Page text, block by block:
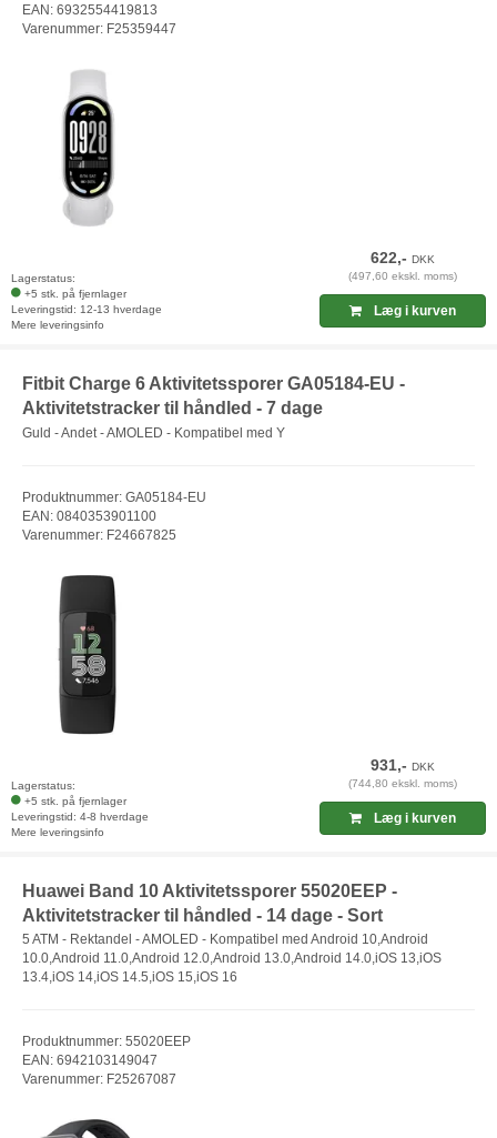
EAN: 6932554419813
Varenummer: F25359447
Lagerstatus:
+5 stk. på fjernlager
Leveringstid: 12-13 hverdage
Mere leveringsinfo
622,-DKK
(497,60 ekskl. moms)
Læg i kurven
Fitbit Charge 6 Aktivitetssporer GA05184-EU -
Aktivitetstracker til håndled - 7 dage
Guld - Andet - AMOLED - Kompatibel med Y
Produktnummer: GA05184-EU
EAN: 0840353901100
Varenummer: F24667825
Lagerstatus:
+5 stk. på fjernlager
Leveringstid: 4-8 hverdage
Mere leveringsinfo
931,-DKK
(744,80 ekskl. moms)
Læg i kurven
Huawei Band 10 Aktivitetssporer 55020EEP -
Aktivitetstracker til håndled - 14 dage - Sort
5 ATM - Rektandel - AMOLED - Kompatibel med Android 10,Android
10.0,Android 11.0,Android 12.0,Android 13.0,Android 14.0,iOS 13,iOS
13.4,iOS 14,iOS 14.5,iOS 15,iOS 16
Produktnummer: 55020EEP
EAN: 6942103149047
Varenummer: F25267087